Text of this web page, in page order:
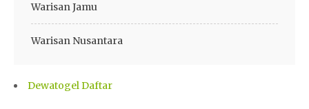
Warisan Jamu
Warisan Nusantara
Dewatogel Daftar